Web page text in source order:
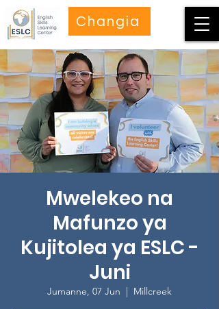
Changia
Mwelekeo na
Mafunzo ya
Kujitolea ya ESLC -
Juni
Jumanne, 07 Jun
  |
Millcreek